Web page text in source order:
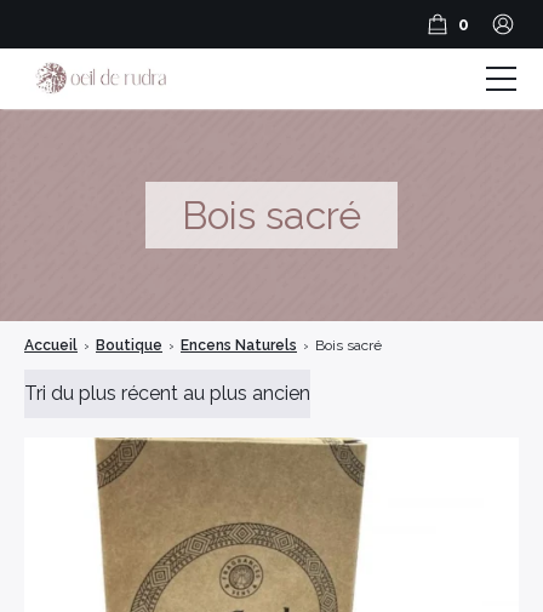
Bois sacré
Accueil › Boutique › Encens Naturels › Bois sacré
0
Encens en résine
Encens Bâtonnets
Encens en cônes
Encens herbes séchées
Bois sacré
Guide Rudraksha
BLOG